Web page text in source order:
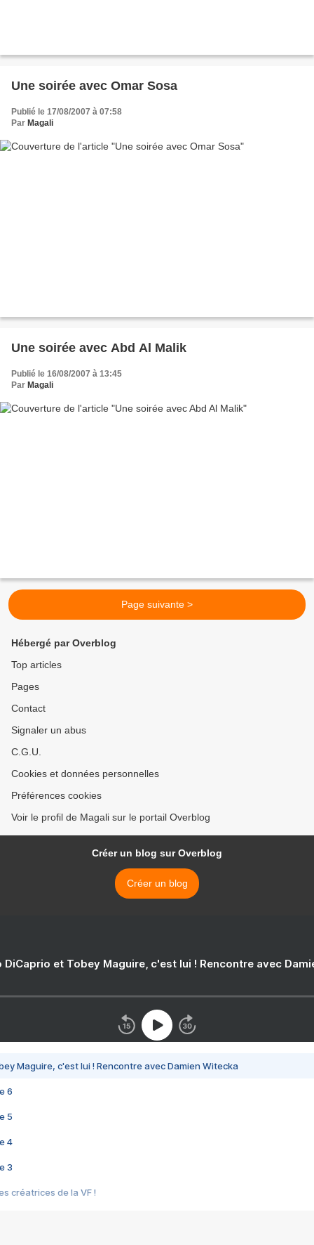
Une soirée avec Omar Sosa
Publié le 17/08/2007 à 07:58
Par Magali
Une soirée avec Abd Al Malik
Publié le 16/08/2007 à 13:45
Par Magali
Page suivante >
Hébergé par Overblog
Top articles
Pages
Contact
Signaler un abus
C.G.U.
Cookies et données personnelles
Préférences cookies
Voir le profil de Magali sur le portail Overblog
Créer un blog sur Overblog
Créer un blog
DiCaprio et Tobey Maguire, c'est lui ! Rencontre avec
Maguire, c'est lui ! Rencontre avec Damien Witecka
6
5
4
3
créatrices de la VF !